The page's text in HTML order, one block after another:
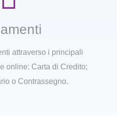
attraverso i principali
online: Carta di Credito;
o Contrassegno.